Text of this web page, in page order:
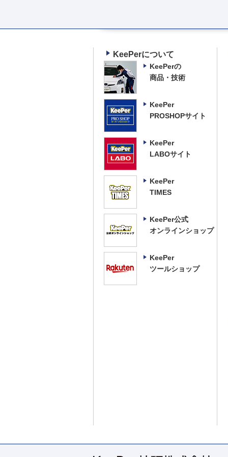
KeePerについて
KeePerの
商品・技術
KeePer
PROSHOPサイト
KeePer
LABOサイト
KeePer
TIMES
KeePer公式
オンラインショップ
KeePer
ツールショップ